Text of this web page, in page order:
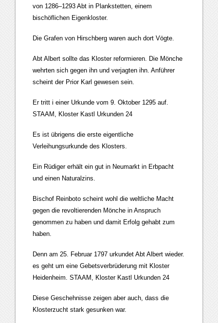
von 1286–1293 Abt in Plankstetten, einem
bischöflichen Eigenkloster.
Die Grafen von Hirschberg waren auch dort Vögte.
Abt Albert sollte das Kloster reformieren. Die Mönche
wehrten sich gegen ihn und verjagten ihn. Anführer
scheint der Prior Karl gewesen sein.
Er tritt i einer Urkunde vom 9. Oktober 1295 auf.
STAAM, Kloster Kastl Urkunden 24
Es ist übrigens die erste eigentliche
Verleihungsurkunde des Klosters.
Ein Rüdiger erhält ein gut in Neumarkt in Erbpacht
und einen Naturalzins.
Bischof Reinboto scheint wohl die weltliche Macht
gegen die revoltierenden Mönche in Anspruch
genommen zu haben und damit Erfolg gehabt zum
haben.
Denn am 25. Februar 1797 urkundet Abt Albert wieder.
es geht um eine Gebetsverbrüderung mit Kloster
Heidenheim. STAAM, Kloster Kastl Urkunden 24
Diese Geschehnisse zeigen aber auch, dass die
Klosterzucht stark gesunken war.